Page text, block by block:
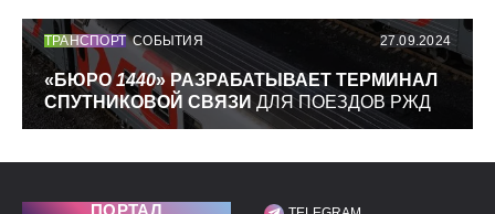
ТРАНСПОРТ СОБЫТИЯ 27.09.2024
«БЮРО1440» РАЗРАБАТЫВАЕТ ТЕРМИНАЛ
СПУТНИКОВОЙ СВЯЗИ ДЛЯ ПОЕЗДОВ РЖД